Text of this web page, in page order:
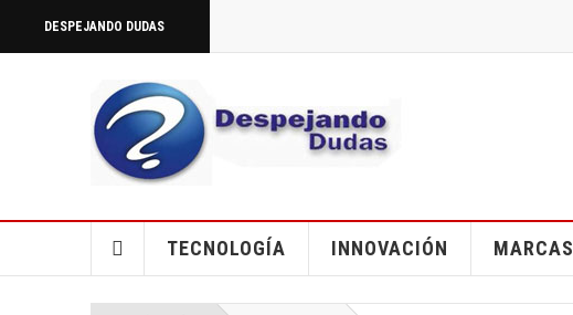
DESPEJANDO DUDAS
TECNOLOGÍA INNOVACIÓN MARCAS